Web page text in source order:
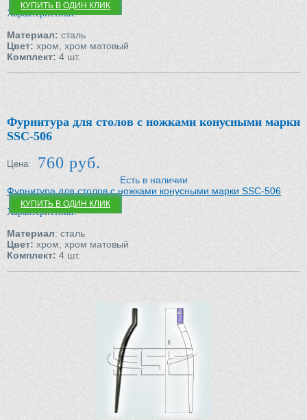
КУПИТЬ В ОДИН КЛИК
Характеристики:
Материал: сталь
Цвет: хром, хром матовый
Комплект: 4 шт.
Фурнитура для столов с ножками конусными марки
SSC-506
Цена: 760 руб.
КУПИТЬ В ОДИН КЛИК
Есть в наличии
Фурнитура для столов с ножками конусными марки SSC-506
Характеристики:
Материал: сталь
Цвет: хром, хром матовый
Комплект: 4 шт.